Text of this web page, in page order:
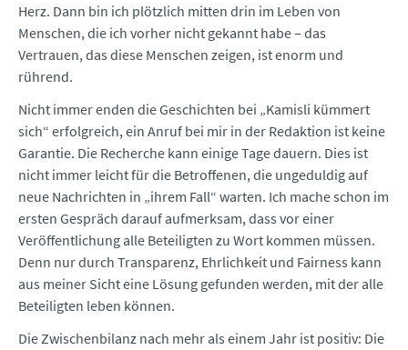
Herz. Dann bin ich plötzlich mitten drin im Leben von
Menschen, die ich vorher nicht gekannt habe – das
Vertrauen, das diese Menschen zeigen, ist enorm und
rührend.
Nicht immer enden die Geschichten bei „Kamisli kümmert
sich“ erfolgreich, ein Anruf bei mir in der Redaktion ist keine
Garantie. Die Recherche kann einige Tage dauern. Dies ist
nicht immer leicht für die Betroffenen, die ungeduldig auf
neue Nachrichten in „ihrem Fall“ warten. Ich mache schon im
ersten Gespräch darauf aufmerksam, dass vor einer
Veröffentlichung alle Beteiligten zu Wort kommen müssen.
Denn nur durch Transparenz, Ehrlichkeit und Fairness kann
aus meiner Sicht eine Lösung gefunden werden, mit der alle
Beteiligten leben können.
Die Zwischenbilanz nach mehr als einem Jahr ist positiv: Die